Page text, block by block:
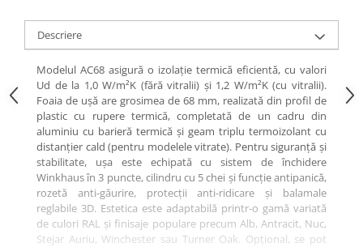
Descriere
Modelul AC68 asigură o izolație termică eficientă, cu valori
Ud de la 1,0 W/m²K (fără vitralii) și 1,2 W/m²K (cu vitralii).
Foaia de ușă are grosimea de 68 mm, realizată din profil de
plastic cu rupere termică, completată de un cadru din
aluminiu cu barieră termică și geam triplu termoizolant cu
distanțier cald (pentru modelele vitrate). Pentru siguranță și
stabilitate, ușa este echipată cu sistem de închidere
Winkhaus în 3 puncte, cilindru cu 5 chei și funcție antipanică,
rozetă anti-găurire, protecții anti-ridicare și balamale
reglabile 3D. Estetica este adaptabilă printr-o gamă variată
de culori RAL și finisaje populare precum Alb, Antracit, Nuc,
Stejar Auriu, Winchester sau Turner Oak. Opțional, se pot